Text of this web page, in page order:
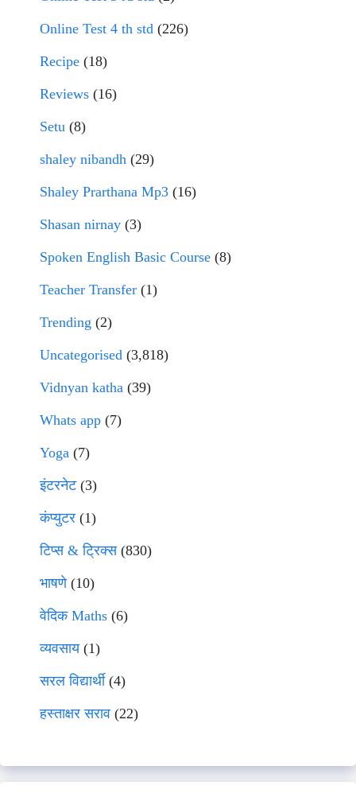
Online Test 4 th std (226)
Recipe (18)
Reviews (16)
Setu (8)
shaley nibandh (29)
Shaley Prarthana Mp3 (16)
Shasan nirnay (3)
Spoken English Basic Course (8)
Teacher Transfer (1)
Trending (2)
Uncategorised (3,818)
Vidnyan katha (39)
Whats app (7)
Yoga (7)
इंटरनेट(3)
कंप्युटर (1)
टिप्स & ट्रिक्स(830)
भाषणे(10)
वेदिक Maths (6)
व्यवसाय(1)
सरल विद्यार्थी(4)
हस्ताक्षर सराव (22)